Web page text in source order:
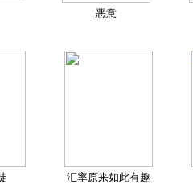
恶意
汇率原来如此有趣